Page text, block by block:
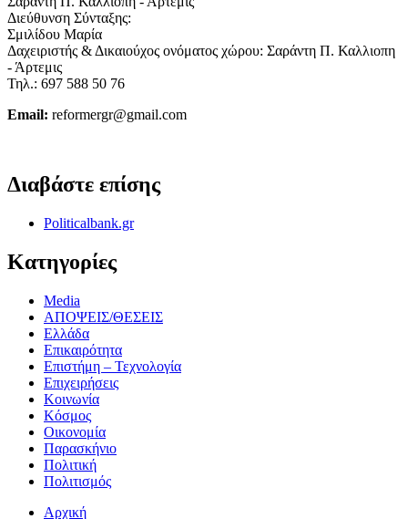
Διεύθυνση Σύνταξης:
Σμιλίδου Μαρία
Δαχειριστής & Δικαιούχος ονόματος χώρου: Σαράντη Π. Καλλιοπη
- Άρτεμις
Τηλ.: 697 588 50 76
Email: reformergr@gmail.com
Διαβάστε επίσης
Politicalbank.gr
Κατηγορίες
Media
ΑΠΟΨΕΙΣ/ΘΕΣΕΙΣ
Ελλάδα
Επικαιρότητα
Επιστήμη – Τεχνολογία
Επιχειρήσεις
Κοινωνία
Κόσμος
Οικονομία
Παρασκήνιο
Πολιτική
Πολιτισμός
Αρχική